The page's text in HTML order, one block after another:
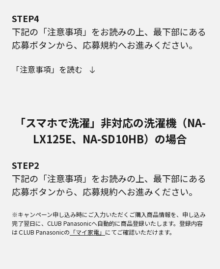
STEP4
下記の「注意事項」をお読みの上、最下部にある
応募ボタンから、応募規約へお進みください。
「注意事項」を読む
「スマホで洗濯」非対応の洗濯機（NA-
LX125E、NA-SD10HB）の場合
STEP2
下記の「注意事項」をお読みの上、最下部にある
応募ボタンから、応募規約へお進みください。
※キャンペーン申し込み時にご入力いただくご購入商品情報を、申し込み
完了翌日に、CLUB Panasonicへ自動的に商品登録いたします。登録内容
はＣLUB Panasonicの 「マイ家電」 にてご確認いただけます。